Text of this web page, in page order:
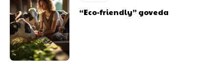
“Eco-friendly” goveda